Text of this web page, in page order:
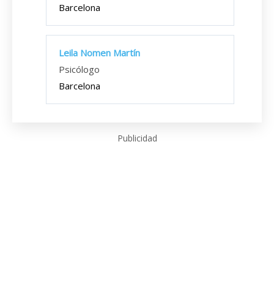
Barcelona
Leila Nomen Martín
Psicólogo
Barcelona
Publicidad